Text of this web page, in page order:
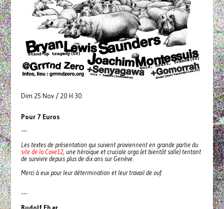
Dim 25 Nov / 20 H 30
Pour 7 Euros
---
Les textes de présentation qui suivent proviennent en grande partie du
site de la Cave12, une héroïque et cruciale orga (et bientôt salle) tentant
de survivre depuis plus de dix ans sur Genève.
Merci à eux pour leur détermination et leur travail de ouf.
---